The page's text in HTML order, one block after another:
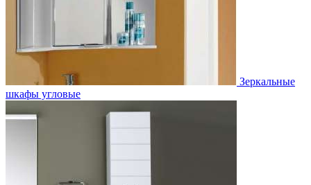
Зеркальные
шкафы угловые